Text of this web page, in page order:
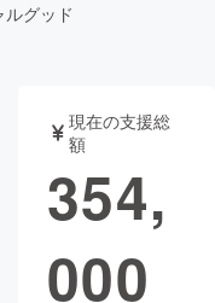
書籍・雑誌
チャレンジ
ルグッド
現在の支援総
額
354,
000